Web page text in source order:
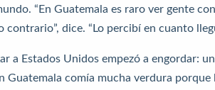
“En Guatemala es raro ver gente
contrario”, dice. “Lo percibí en cuanto
a Estados Unidos empezó a engordar:
Guatemala comía mucha verdura porque